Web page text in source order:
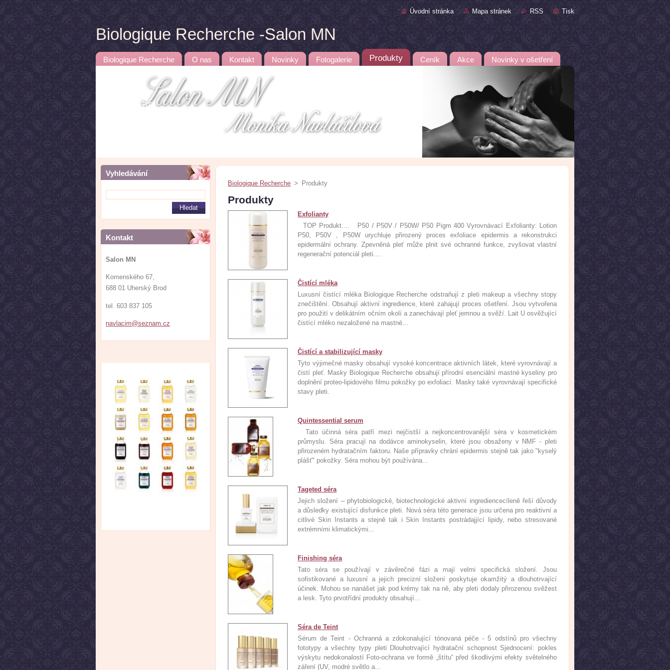
Úvodní stránka Mapa stránek RSS Tisk
Biologique Recherche -Salon MN
Biologique Recherche O nas Kontakt Novinky Fotogalerie Produkty Ceník Akce Novinky v ošetření
Kosmetika BR
Vyhledávání
Kontakt
Salon MN
Komenského 67,
688 01 Uherský Brod
tel. 603 837 105
navlacim@seznam. cz
Biologique Recherche > Produkty
Produkty
Exfolianty
TOP Produkt.... P50 / P50V / P50W/ P50 Pigm 400 Vyrovnávací Exfolianty: Lotion
P50, P50V , P50W urychluje přirozený proces exfoliace epidermis a rekonstrukci
epidermální ochrany. Zpevněná pleť může plnit své ochranné funkce, zvyšovat vlastní
regenerační potenciál pleti....
Čistící mléka
Luxusní čistící mléka Biologique Recherche odstraňují z pleti makeup a všechny stopy
znečištění. Obsahují aktivní ingredience, které zahajují proces ošetření. Jsou vytvořena
pro použití v delikátním očním okolí a zanechávají pleť jemnou a svěží. Lait U osvěžující
čistící mléko nezaložené na mastné...
Čistící a stabilizující masky
Tyto výjimečné masky obsahují vysoké koncentrace aktivních látek, které vyrovnávají a
čistí pleť. Masky Biologique Recherche obsahují přírodní esenciální mastné kyseliny pro
doplnění proteo-lipidového filmu pokožky po exfoliaci. Masky také vyrovnávají specifické
stavy pleti.
Quintessential serum
Tato účinná séra patří mezi nejčistší a nejkoncentrovanější séra v kosmetickém
průmyslu. Séra pracují na dodávce aminokyselin, které jsou obsaženy v NMF - pleti
přirozeném hydratačním faktoru. Naše přípravky chrání epidermis stejně tak jako "kyselý
plášť" pokožky. Séra mohou být používána...
Tageted séra
Jejich složení – phytobiologické, biotechnologické aktivní ingrediencecíleně řeší důvody
a důsledky existující disfunkce pleti. Nová séra této generace jsou určena pro reaktivní a
citlivé Skin Instants a stejně tak i Skin Instants postrádajjící lipidy, nebo stresované
extrémními klimatickými...
Finishing séra
Tato séra se používají v závěrečné fázi a mají velmi specifická složení. Jsou
sofistikované a luxusní a jejich precizní složení poskytuje okamžitý a dlouhotrvající
účinek. Mohou se nanášet jak pod krémy tak na ně, aby pleti dodaly přirozenou svěžest
a lesk. Tyto prvotřídní produkty obsahují...
Séra de Teint
Sérum de Teint - Ochranná a zdokonalující tónovaná péče - 5 odstínů pro všechny
fototypy a všechny typy pleti Dlouhotrvající hydratační schopnost Sjednocení: pokles
výskytu nedokonalostí Foto-ochrana ve formě „štítu“ před škodlivými efekty světelného
záření (UV, modré světlo a...